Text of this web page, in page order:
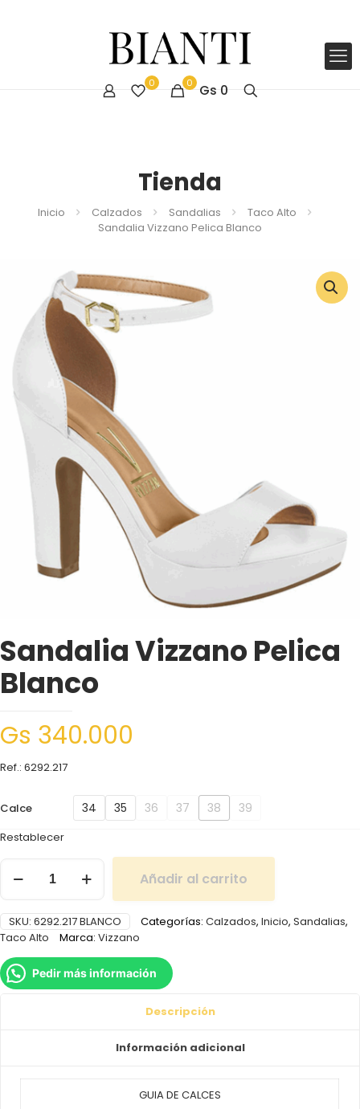
0 0 Gs 0
Tienda
Inicio Calzados Sandalias
Taco Alto
Sandalia Vizzano Pelica Blanco
Sandalia Vizzano Pelica
Blanco
Gs 340.000
Ref.: 6292.217
Calce 34 35 36 37 38 39
Restablecer
Añadir al carrito
SKU: 6292.217 BLANCO Categorías: Calzados, Inicio, Sandalias,
Taco Alto
Marca: Vizzano
Pedir más información
Descripción
Información adicional
GUIA DE CALCES